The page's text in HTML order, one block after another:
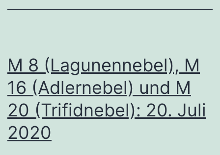
M 8 (Lagunennebel), M
16 (Adlernebel) und M
20 (Trifidnebel): 20. Juli
2020